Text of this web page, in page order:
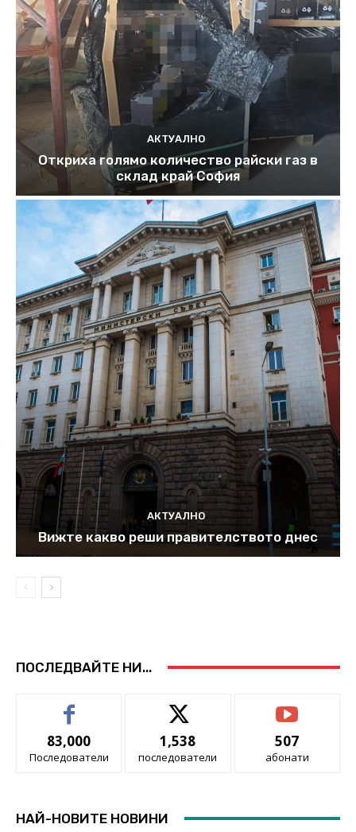
АКТУАЛНО
Откриха голямо количество райски газ в
склад край София
АКТУАЛНО
Вижте какво реши правителството днес
ПОСЛЕДВАЙТЕ НИ...
83,000
Последователи
1,538
последователи
507
абонати
НАЙ-НОВИТЕ НОВИНИ